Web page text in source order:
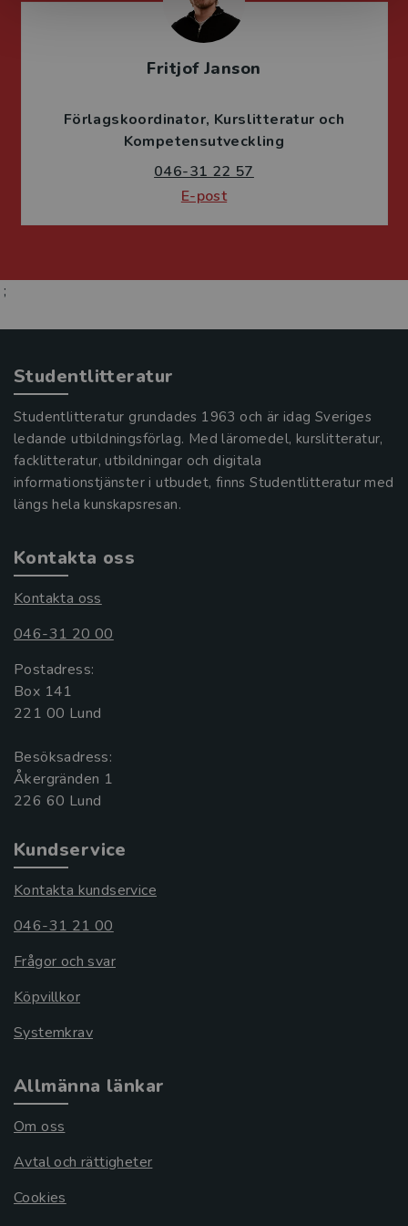
Fritjof Janson
Förlagskoordinator Kurslitteratur och
Kompetensutveckling
046-31 22 57
E-post
;
Studentlitteratur
Studentlitteratur grundades 1963 och är idag Sveriges
ledande utbildningsförlag. Med läromedel, kurslitteratur,
facklitteratur, utbildningar och digitala
informationstjänster i utbudet, finns Studentlitteratur med
längs hela kunskapsresan.
Kontakta oss
Kontakta oss
046-31 20 00
Postadress:
Box 141
221 00 Lund
Besöksadress:
Åkergränden 1
Kundservice
Kontakta kundservice
046-31 21 00
Frågor och svar
Köpvillkor
Systemkrav
Allmänna länkar
Om oss
Avtal och rättigheter
Cookies